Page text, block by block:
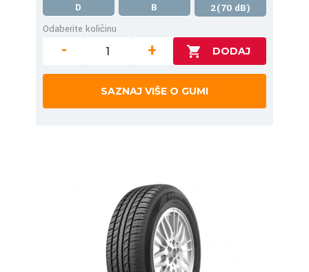
D B
2(70 dB)
Odaberite količinu
- +
SAZNAJ VIŠE O GUMI